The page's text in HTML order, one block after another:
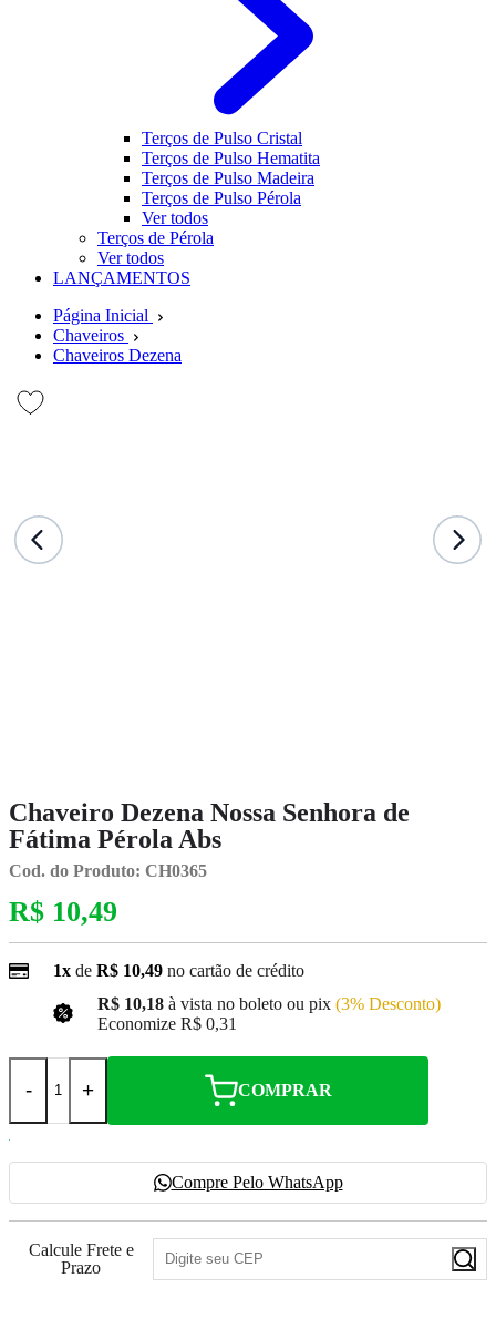
Terços de Pulso Cristal
Terços de Pulso Hematita
Terços de Pulso Madeira
Terços de Pulso Pérola
Ver todos
Terços de Pérola
Ver todos
LANÇAMENTOS
Página Inicial
Chaveiros
Chaveiros Dezena
Chaveiro Dezena Nossa Senhora de
Fátima Pérola Abs
Cod. do Produto: CH0365
R$ 10,49
1x de R$ 10,49 no cartão de crédito
R$ 10,18 à vista no boleto ou pix (3% Desconto)
Economize R$ 0,31
- + COMPRAR
Compre Pelo WhatsApp
Calcule Frete e
Prazo